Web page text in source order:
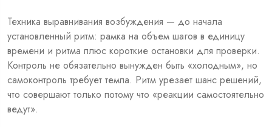
Техника выравнивания возбуждения — до начала
установленный ритм: рамка на объем шагов в единицу
времени и ритма плюс короткие остановки для проверки.
Контроль не обязательно вынужден быть «холодным», но
самоконтроль требует темпа. Ритм урезает шанс решений,
что совершают только потому что «реакции самостоятельно
ведут».